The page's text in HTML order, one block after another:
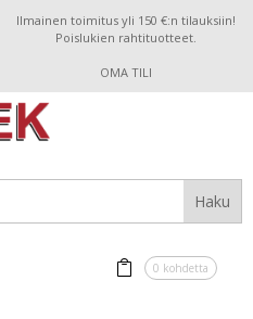
Ilmainen toimitus yli 150 €:n tilauksiin!
Poislukien rahtituotteet.
OMA TILI
0 kohdetta